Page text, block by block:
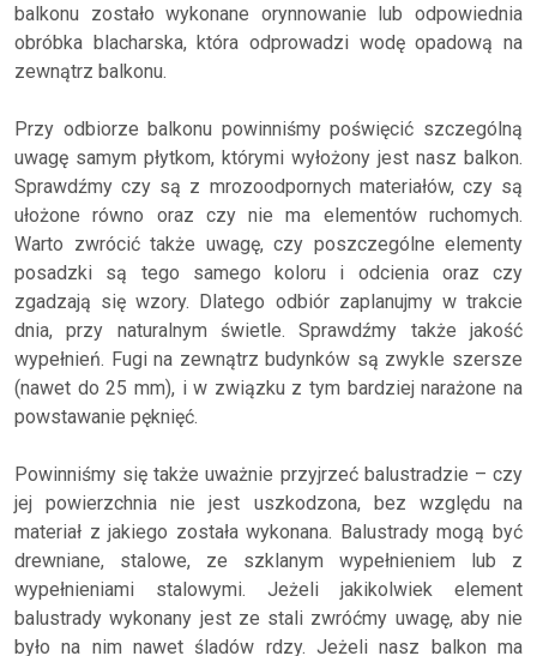
balkonu zostało wykonane orynnowanie lub odpowiednia
obróbka blacharska, która odprowadzi wodę opadową na
zewnątrz balkonu.
Przy odbiorze balkonu powinniśmy poświęcić szczególną
uwagę samym płytkom, którymi wyłożony jest nasz balkon.
Sprawdźmy czy są z mrozoodpornych materiałów, czy są
ułożone równo oraz czy nie ma elementów ruchomych.
Warto zwrócić także uwagę, czy poszczególne elementy
posadzki są tego samego koloru i odcienia oraz czy
zgadzają się wzory. Dlatego odbiór zaplanujmy w trakcie
dnia, przy naturalnym świetle. Sprawdźmy także jakość
wypełnień. Fugi na zewnątrz budynków są zwykle szersze
(nawet do 25 mm), i w związku z tym bardziej narażone na
powstawanie pęknięć.
Powinniśmy się także uważnie przyjrzeć balustradzie – czy
jej powierzchnia nie jest uszkodzona, bez względu na
materiał z jakiego została wykonana. Balustrady mogą być
drewniane, stalowe, ze szklanym wypełnieniem lub z
wypełnieniami stalowymi. Jeżeli jakikolwiek element
balustrady wykonany jest ze stali zwróćmy uwagę, aby nie
było na nim nawet śladów rdzy. Jeżeli nasz balkon ma